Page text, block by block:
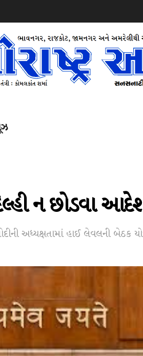
ન છોડવા
મોદીની અધ્યક્ષતામાં હાઈ લેવલની